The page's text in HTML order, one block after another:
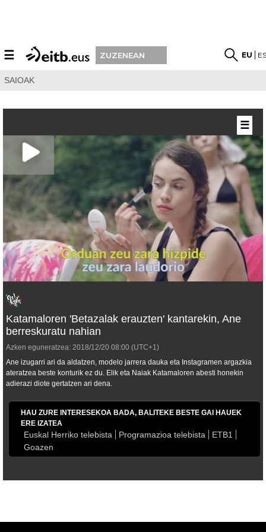
☰ ZUZENEAN EU
SAIOAK
Katamaloren 'Betazalak erauzten' kantarekin, Ane
berreskuratu nahian
Azken eguneratzea: 2018/12/20 08:00 (UTC+1)
Ane izugarri ari da aldatzen, modelo jarrera dauka eta Instagramen argazkia
ateratzea beste konturik ez du. Elik eta Naiak Katamaloren abesti honekin
adierazi diote gertatzen ari dena.
HAU ZURE INTERESEKOA BADA, BALITEKE BESTE GAI HAUEK
ERE IZATEA
Euskal Herriko telebista Programazioa telebista
ETB1
Goazen
☰